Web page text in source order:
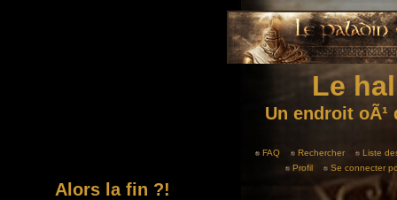
Le
Un endroit
FAQ Rechercher
Liste
Profil
Se connecter
Alors la fin ?!